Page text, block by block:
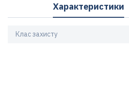
Характеристики
Клас захисту